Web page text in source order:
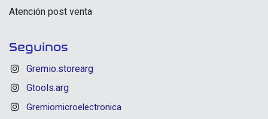
Atención post venta
Seguinos
Gremio.storearg
Gtools.arg
Gremiomicroelectronica